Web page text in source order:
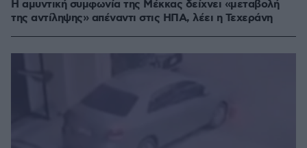
Η αμυντική συμφωνία της Μέκκας δείχνει «μεταβολή
της αντίληψης» απέναντι στις ΗΠΑ, λέει η Τεχεράνη